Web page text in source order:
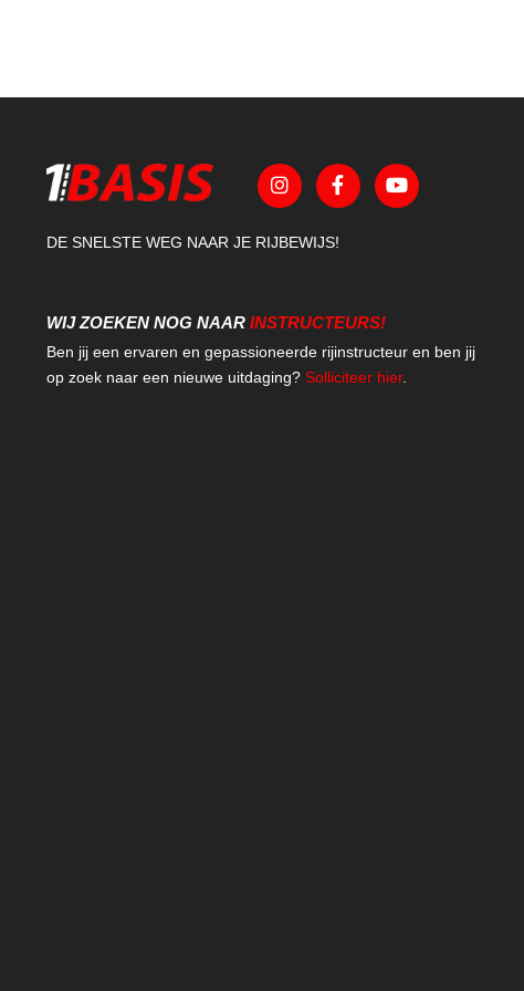
DE SNELSTE WEG NAAR JE RIJBEWIJS!
WIJ ZOEKEN NOG NAAR INSTRUCTEURS!
Ben jij een ervaren en gepassioneerde rijinstructeur en ben jij
op zoek naar een nieuwe uitdaging? Solliciteer hier.